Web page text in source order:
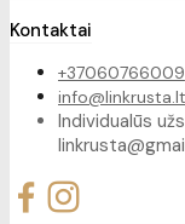
Kontaktai
+37060766009
info@linkrusta.lt
Individualūs